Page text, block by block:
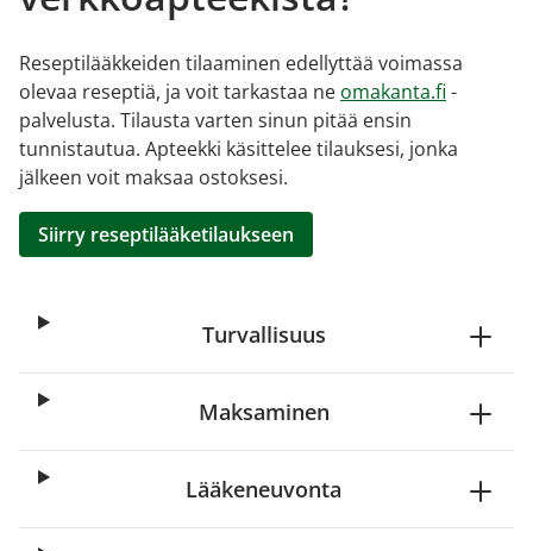
Reseptilääkkeiden tilaaminen edellyttää voimassa
olevaa reseptiä, ja voit tarkastaa ne omakanta.fi -
palvelusta. Tilausta varten sinun pitää ensin
tunnistautua. Apteekki käsittelee tilauksesi, jonka
jälkeen voit maksaa ostoksesi.
Siirry reseptilääketilaukseen
Turvallisuus
Maksaminen
Lääkeneuvonta